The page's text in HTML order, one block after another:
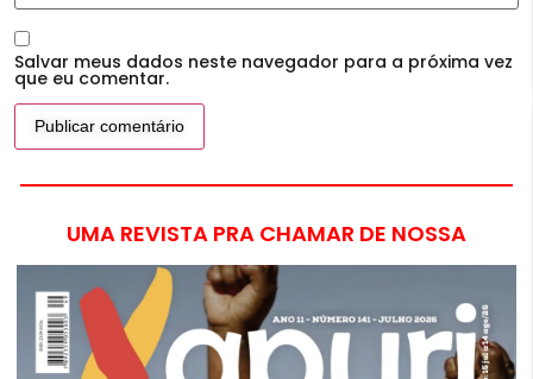
Salvar meus dados neste navegador para a próxima vez
que eu comentar.
UMA REVISTA PRA CHAMAR DE NOSSA